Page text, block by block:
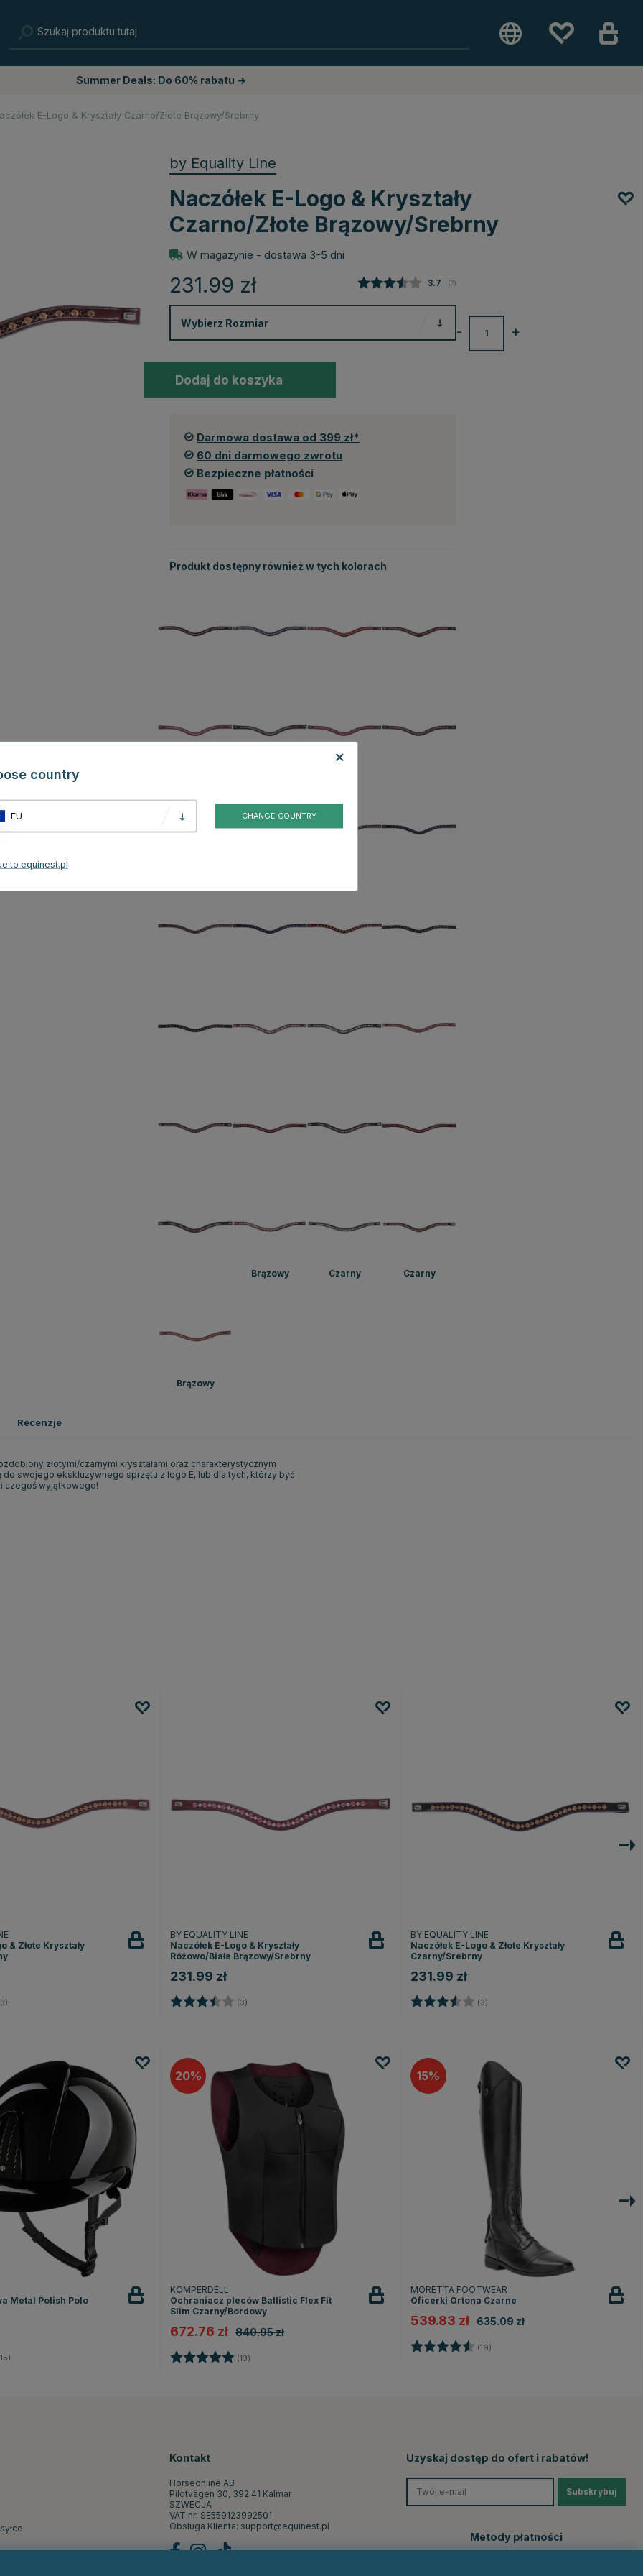
Summer Deals: Do 60% rabatu →
E-Logo & Kryształy Czarno/Złote Brązowy/Srebrny
by Equality Line
Naczółek E-Logo & Kryształy
Czarno/Złote Brązowy/Srebrny
W magazynie - dostawa 3-5 dni
231.99 zł Średnia ocena:
3.7 (głosy:
3)
Wybierz Rozmiar +
-
Dodaj do koszyka
Darmowa dostawa od 399 zł*
60 dni darmowego zwrotu
Bezpieczne płatności
Produkt dostępny również w tych kolorach
Brązowy Czarny Czarny
Brązowy
złotymi/czarnymi kryształami oraz charakterystycznym
swojego ekskluzywnego sprzętu z logo E, lub dla tych, którzy być
czegoś wyjątkowego!
Recenzje
& Złote Kryształy
BY EQUALITY LINE
Naczółek E-Logo & Kryształy
Różowo/Białe Brązowy/Srebrny
231.99 zł
Ocena: (3)
BY EQUALITY LINE
Naczółek E-Logo & Złote Kryształy
Czarny/Srebrny
231.99 zł
Ocena: (3)
Metal Polish Polo
20
KOMPERDELL
Ochraniacz pleców Ballistic Flex Fit
Slim Czarny/Bordowy
672.76 zł 840.95 zł
Ocena: (13)
15
MORETTA FOOTWEAR
Oficerki Ortona Czarne
539.83 zł 635.09 zł
Ocena: (19)
Kontakt
Horseonline AB
Pilotvägen 30, 392 41 Kalmar
SZWECJA
VAT.nr: SE559123992501
Obsługa Klienta: support@equinest.pl
Uzyskaj dostęp do ofert i rabatów!
Subskrybuj
Metody płatności
country
EU CHANGE COUNTRY
to equinest.pl